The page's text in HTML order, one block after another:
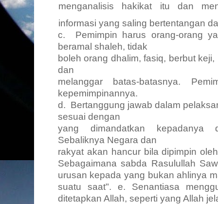
menganalisis hakikat itu dan
informasi yang saling bertentangan
c.
Pemimpin harus orang-orang
beramal shaleh, tidak
boleh orang dhalim, fasiq, berbut
dan
melanggar batas-batasnya.
kepemimpinannya.
d. Bertanggung jawab dalam
sesuai dengan
yang dimandatkan kepadanya
Sebaliknya Negara dan
rakyat akan hancur bila dipimpin
Sebagaimana sabda Rasulullah
urusan kepada yang bukan ahlinya
suatu saat". e. Senantiasa
ditetapkan Allah, seperti yang Allah